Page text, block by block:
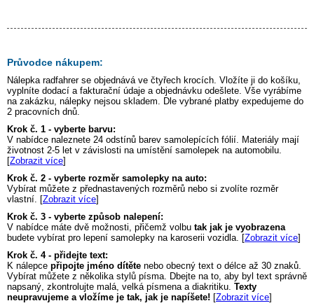
Průvodce nákupem:
Nálepka radfahrerse objednává ve čtyřech krocích. Vložíte ji do košíku,
vyplníte dodací a fakturační údaje a objednávku odešlete. Vše vyrábíme
na zakázku, nálepky nejsou skladem. Dle vybrané platby expedujeme do
2 pracovních dnů.
Krok č. 1 - vyberte barvu:
V nabídce naleznete 24 odstínů barev samolepících fólií. Materiály mají
životnost 2-5 let v závislosti na umístění samolepek na automobilu.
[Zobrazit více]
Krok č. 2 - vyberte rozměr samolepky na auto:
Vybírat můžete z přednastavených rozměrů nebo si zvolíte rozměr
vlastní. [Zobrazit více]
Krok č. 3 - vyberte způsob nalepení:
V nabídce máte dvě možnosti, přičemž volbu tak jak je vyobrazena
budete vybírat pro lepení samolepky na karoserii vozidla. [Zobrazit více]
Krok č. 4 - přidejte text:
K nálepce připojte jméno dítěte nebo obecný text o délce až 30 znaků.
Vybírat můžete z několika stylů písma. Dbejte na to, aby byl text správně
napsaný, zkontrolujte malá, velká písmena a diakritiku. Texty
neupravujeme a vložíme je tak, jak je napíšete! [Zobrazit více]